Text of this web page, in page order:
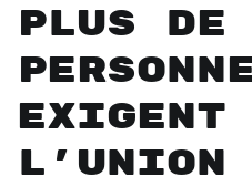
Plus de
exigent
l’Union